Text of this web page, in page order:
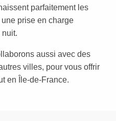
parfaitement les
prise en charge
nuit.
aussi avec des
villes, pour vous offrir
en Île-de-France.